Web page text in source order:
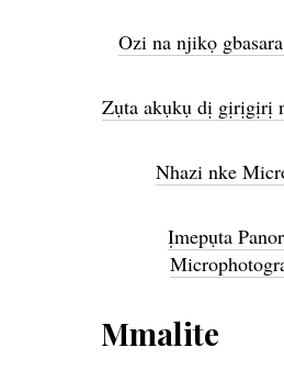
Ozi na njikọ
Zụta akụkụ dị gịrịgịrị
Nhazi nke
Ịmepụta
Mmalite